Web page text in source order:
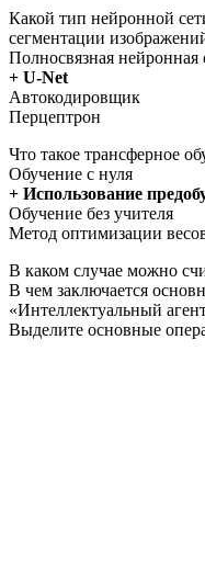
Какой тип нейронной
сегментации
Полносвязная нейронная
+ U-Net
Автокодировщик
Перцептрон
Что такое трансферное
Обучение с нуля
+ Использование
Обучение без учителя
Метод оптимизации
В каком случае можно
В чем заключается
«Интеллектуальный
Выделите основные